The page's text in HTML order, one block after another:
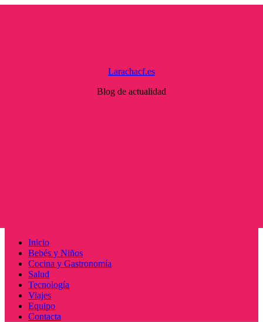
Larachacf.es
Blog de actualidad
Menú
principal
Inicio
Bebés y Niños
Cocina y Gastronomía
Salud
Tecnología
Viajes
Equipo
Contacta